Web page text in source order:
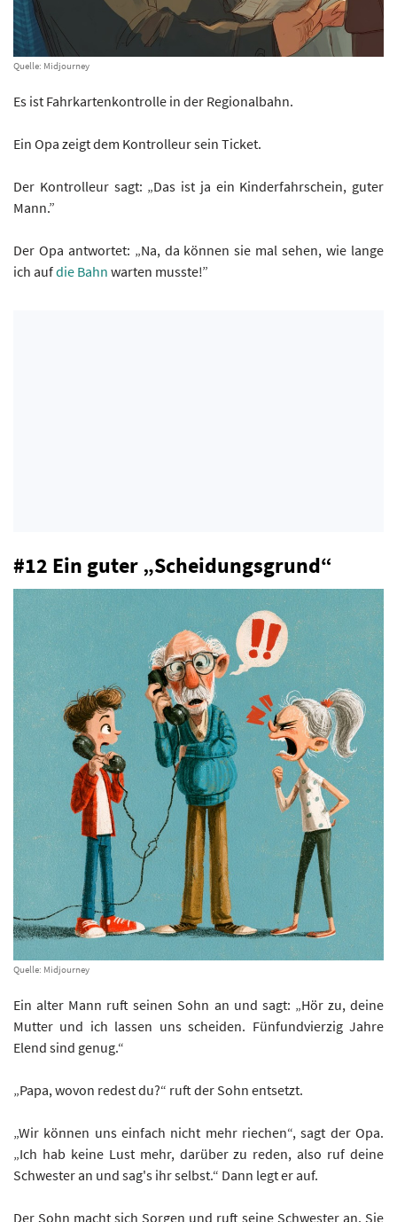
Quelle: Midjourney
Es ist Fahrkartenkontrolle in der Regionalbahn.
Ein Opa zeigt dem Kontrolleur sein Ticket.
Der Kontrolleur sagt: „Das ist ja ein Kinderfahrschein, guter
Mann.”
Der Opa antwortet: „Na, da können sie mal sehen, wie lange
ich aufdie Bahn warten musste!”
#12 Ein guter „Scheidungsgrund“
Quelle: Midjourney
Ein alter Mann ruft seinen Sohn an und sagt: „Hör zu, deine
Mutter und ich lassen uns scheiden. Fünfundvierzig Jahre
Elend sind genug.“
„Papa, wovon redest du?“ ruft der Sohn entsetzt.
„Wir können uns einfach nicht mehr riechen“, sagt der Opa.
„Ich hab keine Lust mehr, darüber zu reden, also ruf deine
Schwester an und sag's ihr selbst.“ Dann legt er auf.
Der Sohn macht sich Sorgen und ruft seine Schwester an. Sie